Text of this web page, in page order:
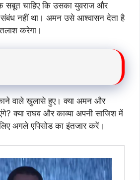
सबूत चाहिए कि उसका युवराज और
संबंध नहीं था। अमन उसे आश्वासन देता है
करेगा।
वाले खुलासे हुए। क्या अमन और
क्या राघव और काव्या अपनी साजिश में
अगले एपिसोड का इंतजार करें।